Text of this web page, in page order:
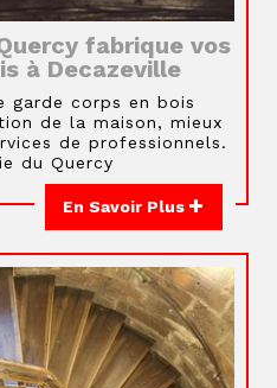
fabrique vos
à Decazeville
garde corps en bois
de la maison, mieux
de professionnels.
du Quercy
En Savoir Plus